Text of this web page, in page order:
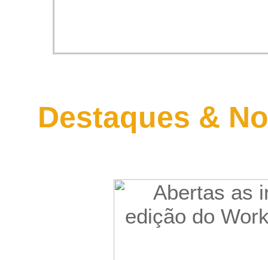
Destaques &